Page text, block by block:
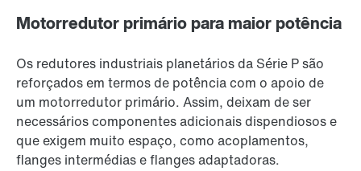
Motorredutor primário para maior potência
Os redutores industriais planetários da Série P são
reforçados em termos de potência com o apoio de
um motorredutor primário. Assim, deixam de ser
necessários componentes adicionais dispendiosos e
que exigem muito espaço, como acoplamentos,
flanges intermédias e flanges adaptadoras.